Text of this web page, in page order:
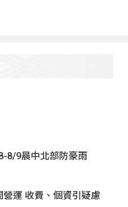
8/9晨中北部防豪雨
運 收費、個資引疑慮